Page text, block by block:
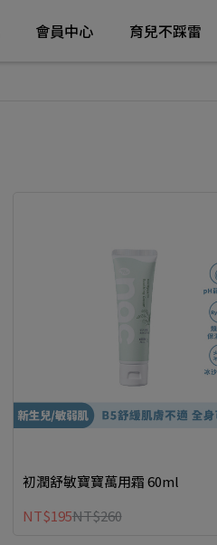
會員中心 育兒不踩雷
初潤舒敏寶寶萬用霜 60ml
NT$195NT$260